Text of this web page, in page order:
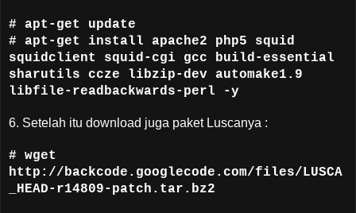
# apt-get update
# apt-get install apache2 php5 squid
squidclient squid-cgi gcc build-essential
sharutils ccze libzip-dev automake1.9
libfile-readbackwards-perl -y
6. Setelah itu download juga paket Luscanya :
# wget
http://backcode.googlecode.com/files/LUSCA
_HEAD-r14809-patch.tar.bz2